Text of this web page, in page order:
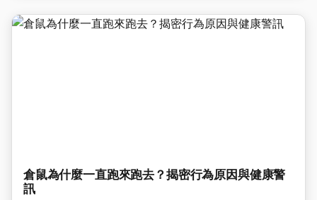
倉鼠為什麼一直跑來跑去？揭密行為原因與健康警
訊